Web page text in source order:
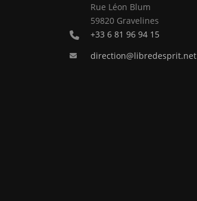
Rue Léon Blum
59820 Gravelines
+33 6 81 96 94 15
direction@libredesprit.net